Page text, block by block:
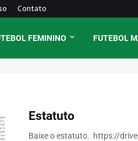
Contato
FEMININO FUTEBOL
Estatuto
Baixe o estatuto. https://